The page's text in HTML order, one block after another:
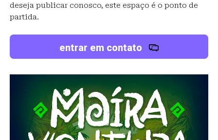
deseja publicar conosco, este espaço é o ponto de
partida.
entrar em contato